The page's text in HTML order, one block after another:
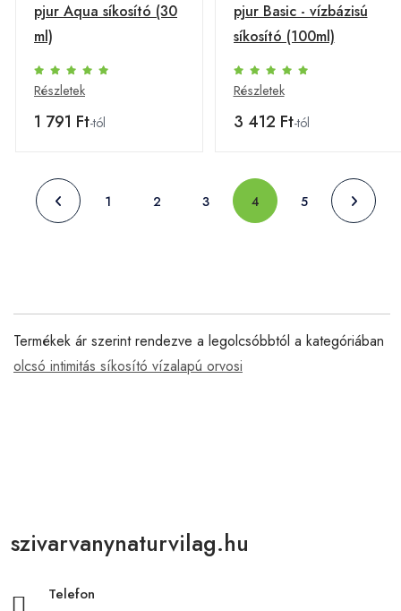
pjur Aqua síkosító (30
ml)
Részletek
1 791 Ft-tól
pjur Basic - vízbázisú
síkosító (100ml)
Részletek
3 412 Ft-tól
1 2 3 4 5
Termékek ár szerint rendezve a legolcsóbbtól a kategóriában
olcsó intimitás síkosító vízalapú orvosi
szivarvanynaturvilag.hu
Telefon